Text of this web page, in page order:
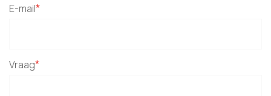
E-mail*
Vraag*